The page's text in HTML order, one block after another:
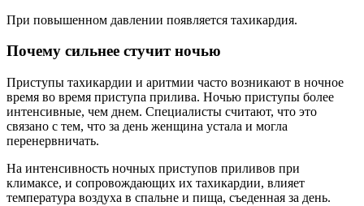
При повышенном давлении появляется тахикардия.
Почему сильнее стучит ночью
Приступы тахикардии и аритмии часто возникают в ночное
время во время приступа прилива. Ночью приступы более
интенсивные, чем днем. Специалисты считают, что это
связано с тем, что за день женщина устала и могла
перенервничать.
На интенсивность ночных приступов приливов при
климаксе, и сопровождающих их тахикардии, влияет
температура воздуха в спальне и пища, съеденная за день.